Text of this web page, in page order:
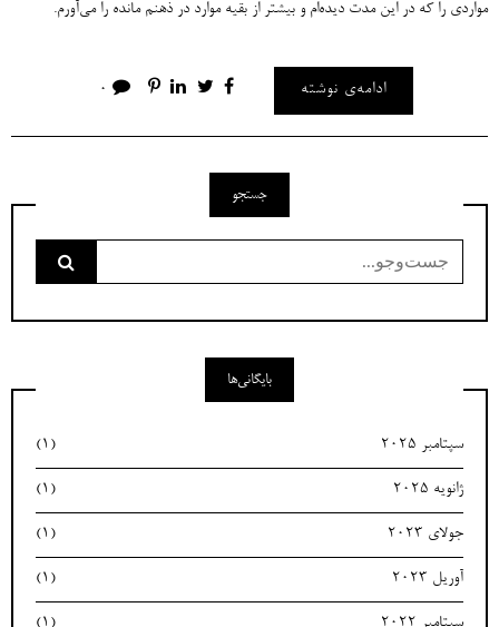
مواردی را که در این مدت دیده‌ام و بیشتر از بقیه موارد در ذهنم مانده را می‌آورم.
ادامه‌ی نوشته 0
جستجو
برای:
بایگانی‌ها
سپتامبر 2025 (1)
ژانویه 2025 (1)
جولای 2023 (1)
آوریل 2023 (1)